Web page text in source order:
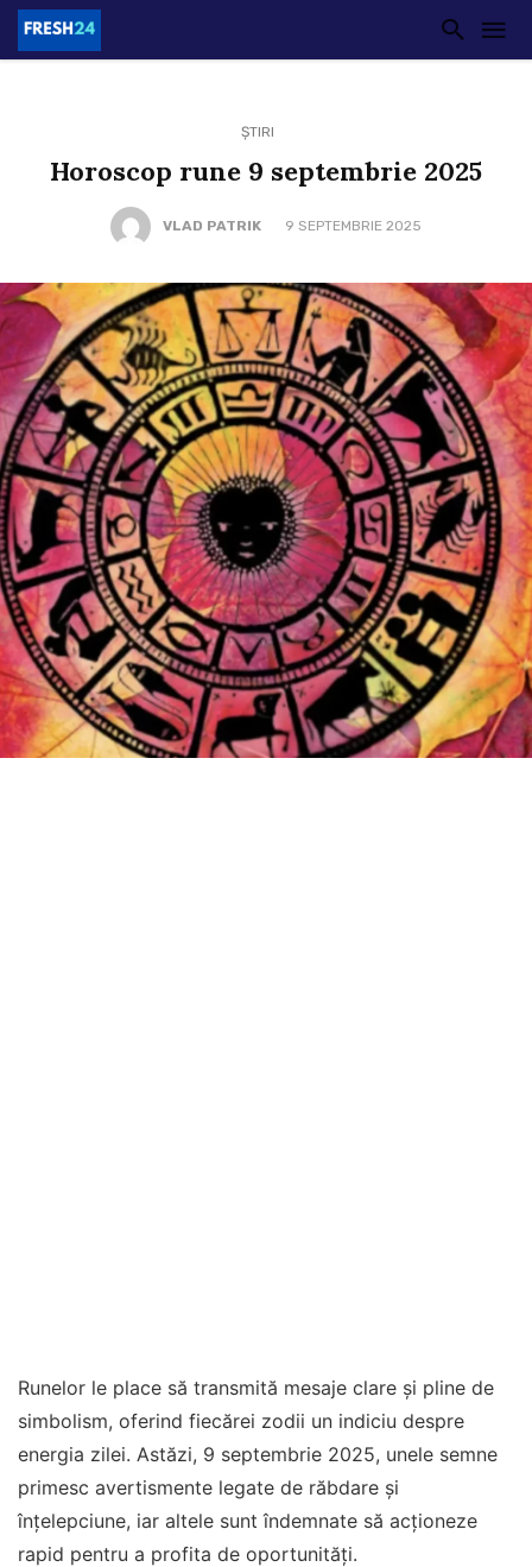
ȘTIRI
Horoscop rune 9 septembrie 2025
VLAD PATRIK 9 SEPTEMBRIE 2025
Runelor le place să transmită mesaje clare și pline de
simbolism, oferind fiecărei zodii un indiciu despre
energia zilei. Astăzi, 9 septembrie 2025, unele semne
primesc avertismente legate de răbdare și
înțelepciune, iar altele sunt îndemnate să acționeze
rapid pentru a profita de oportunități.